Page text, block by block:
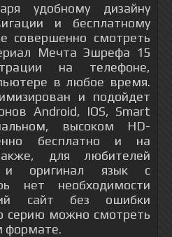
удобному дизайну
и бесплатному
совершенно смотреть
Мечта Эшрефа 15
на телефоне,
в любое время.
и подойдет
Android, IOS, Smart
высоком HD-
бесплатно и на
для любителей
и оригинал язык с
нет необходимости
сайт без ошибки
серию можно смотреть
формате.